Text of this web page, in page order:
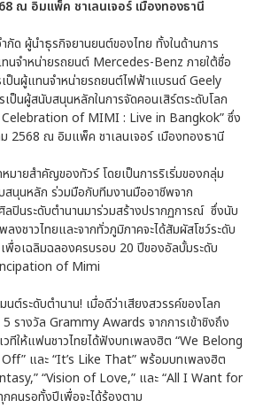
ณ อิมแพ็ค ชาเลนเจอร์ เมืองทองธานี
ด ผู้นำธุรกิจยานยนต์ของไทย ทั้งในด้านการ
นจำหน่ายรถยนต์ Mercedes-Benz ภายใต้ชื่อ
เป็นผู้แทนจำหน่ายรถยนต์ไฟฟ้าแบรนด์ Geely
เป็นผู้สนับสนุนหลักในการจัดคอนเสิร์ตระดับโลก
of MIMI : Live in Bangkok” ซึ่ง
2568 ณ อิมแพ็ค ชาเลนเจอร์ เมืองทองธานี
หมายสำคัญของทัวร์ โดยเป็นการริเริ่มของกลุ่ม
สนุนหลัก ร่วมมือกับทีมงานมืออาชีพจาก
ปินระดับตำนานมาร่วมสร้างปรากฏการณ์ ซึ่งนับ
งชาวไทยและจากทั่วภูมิภาคจะได้สัมผัสโชว์ระดับ
เพื่อเฉลิมฉลองครบรอบ 20 ปีของอัลบั้มระดับ
of Mimi
นต์ระดับตำนาน! เมื่อดีว่าเสียงสวรรค์ของโลก
รางวัล Grammy Awards จากการเข้าชิงถึง
วทีให้แฟนชาวไทยได้ฟังบทเพลงฮิต “We Belong
และ “It’s Like That” พร้อมบทเพลงฮิต
“Vision of Love,” และ “All I Want for
คนรอทั้งปีเพื่อจะได้ร้องตาม